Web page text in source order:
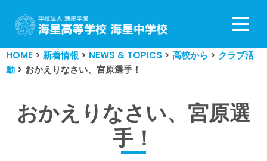
コ
ン
テ
ン
ス
HOME > 新着情報 > NEWS & TOPICS > 高校から > クラブ活
動 > おかえりなさい、宮原選手！
おかえりなさい、宮原選
手！